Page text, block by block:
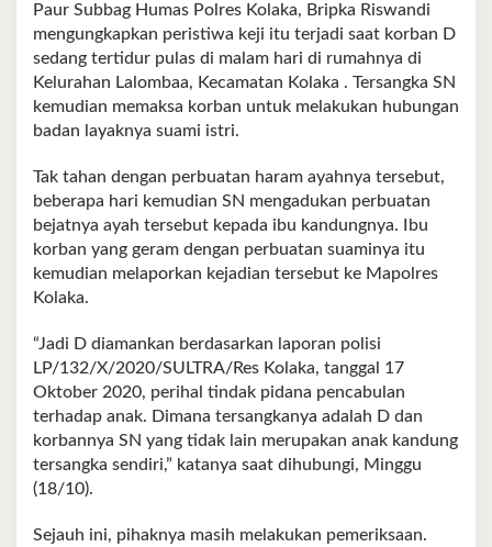
Paur Subbag Humas Polres Kolaka, Bripka Riswandi
mengungkapkan peristiwa keji itu terjadi saat korban D
sedang tertidur pulas di malam hari di rumahnya di
Kelurahan Lalombaa, Kecamatan Kolaka . Tersangka SN
kemudian memaksa korban untuk melakukan hubungan
badan layaknya suami istri.
Tak tahan dengan perbuatan haram ayahnya tersebut,
beberapa hari kemudian SN mengadukan perbuatan
bejatnya ayah tersebut kepada ibu kandungnya. Ibu
korban yang geram dengan perbuatan suaminya itu
kemudian melaporkan kejadian tersebut ke Mapolres
Kolaka.
“Jadi D diamankan berdasarkan laporan polisi
LP/132/X/2020/SULTRA/Res Kolaka, tanggal 17
Oktober 2020, perihal tindak pidana pencabulan
terhadap anak. Dimana tersangkanya adalah D dan
korbannya SN yang tidak lain merupakan anak kandung
tersangka sendiri,” katanya saat dihubungi, Minggu
(18/10).
Sejauh ini, pihaknya masih melakukan pemeriksaan.